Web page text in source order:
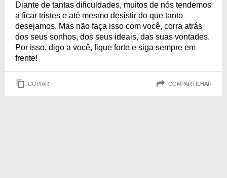
Diante de tantas dificuldades, muitos de nós tendemos
a ficar tristes e até mesmo desistir do que tanto
desejamos. Mas não faça isso com você, corra atrás
dos seus sonhos, dos seus ideais, das suas vontades.
Por isso, digo a você, fique forte e siga sempre em
frente!
COPIAR COMPARTILHAR